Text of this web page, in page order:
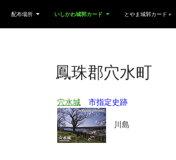
配布場所 いしかわ城郭カード とやま城郭カード＋
鳳珠郡穴水町
穴水城 市指定史跡
川島